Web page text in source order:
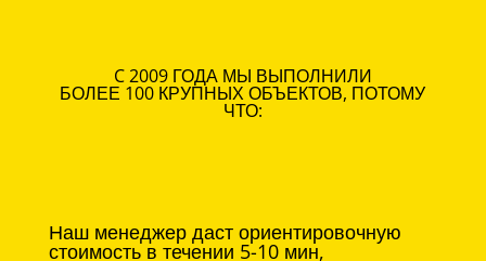
C 2009 ГОДА МЫ ВЫПОЛНИЛИ
БОЛЕЕ 100 КРУПНЫХ ОБЪЕКТОВ, ПОТОМУ
ЧТО:
Наш менеджер даст ориентировочную
стоимость в течении 5-10 мин,